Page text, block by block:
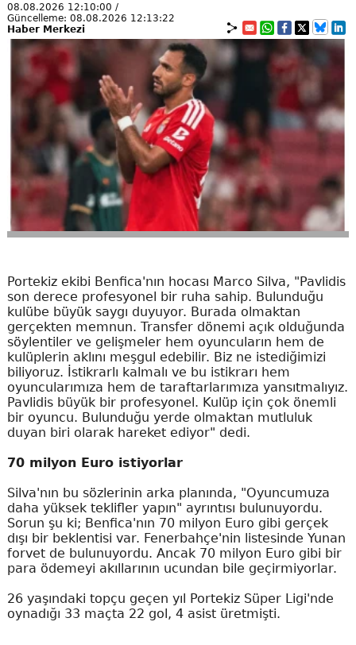
08.08.2026 12:10:00 /
Güncelleme: 08.08.2026 12:13:22
Haber Merkezi
Portekiz ekibi Benfica'nın hocası Marco Silva, "Pavlidis
son derece profesyonel bir ruha sahip. Bulunduğu
kulübe büyük saygı duyuyor. Burada olmaktan
gerçekten memnun. Transfer dönemi açık olduğunda
söylentiler ve gelişmeler hem oyuncuların hem de
kulüplerin aklını meşgul edebilir. Biz ne istediğimizi
biliyoruz. İstikrarlı kalmalı ve bu istikrarı hem
oyuncularımıza hem de taraftarlarımıza yansıtmalıyız.
Pavlidis büyük bir profesyonel. Kulüp için çok önemli
bir oyuncu. Bulunduğu yerde olmaktan mutluluk
duyan biri olarak hareket ediyor" dedi.
70 milyon Euro istiyorlar
Silva'nın bu sözlerinin arka planında, "Oyuncumuza
daha yüksek teklifler yapın" ayrıntısı bulunuyordu.
Sorun şu ki; Benfica'nın 70 milyon Euro gibi gerçek
dışı bir beklentisi var. Fenerbahçe'nin listesinde Yunan
forvet de bulunuyordu. Ancak 70 milyon Euro gibi bir
para ödemeyi akıllarının ucundan bile geçirmiyorlar.
26 yaşındaki topçu geçen yıl Portekiz Süper Ligi'nde
oynadığı 33 maçta 22 gol, 4 asist üretmişti.